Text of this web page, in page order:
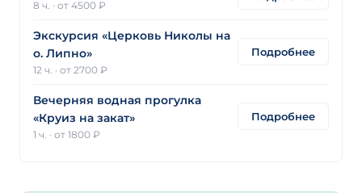
8 ч. · от 4500 ₽
Экскурсия «Церковь Николы на
о. Липно»
12 ч. · от 2700 ₽
Подробнее
Вечерняя водная прогулка
«Круиз на закат»
1 ч. · от 1800 ₽
Подробнее